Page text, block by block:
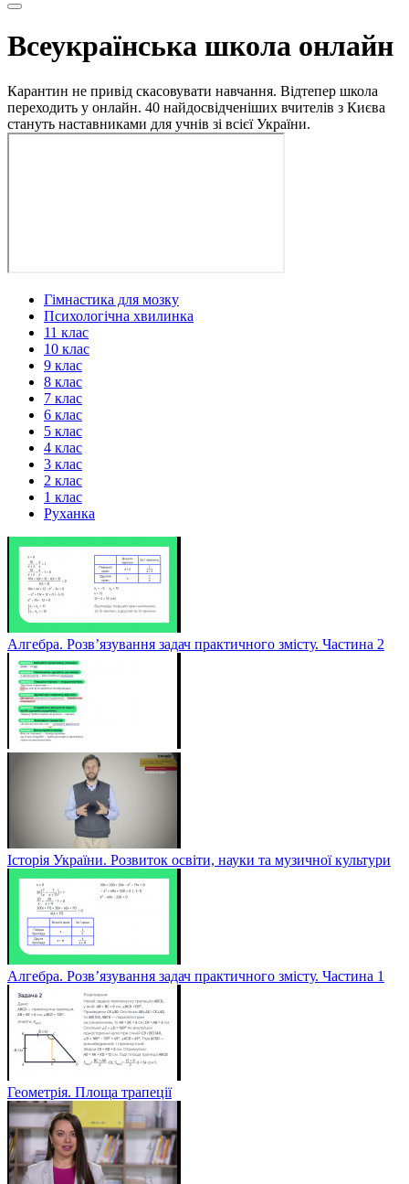
Всеукраїнська школа онлайн
Карантин не привід скасовувати навчання. Відтепер школа
переходить у онлайн. 40 найдосвідченіших вчителів з Києва
стануть наставниками для учнів зі всієї України.
Гімнастика для мозку
Психологічна хвилинка
11 клас
10 клас
9 клас
8 клас
7 клас
6 клас
5 клас
4 клас
3 клас
2 клас
1 клас
Руханка
Алгебра. Розв’язування задач практичного змісту. Частина 2
Історія України. Розвиток освіти, науки та музичної культури
Алгебра. Розв’язування задач практичного змісту. Частина 1
Геометрія. Площа трапеції